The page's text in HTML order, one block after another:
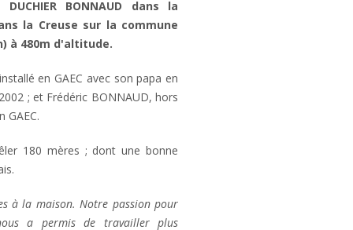
BONNAUD dans la
la Creuse sur la commune
à 480m d'altitude.
en GAEC avec son papa en
; et Frédéric BONNAUD, hors
GAEC.
180 mères ; dont une bonne
à la maison. Notre passion pour
a permis de travailler plus